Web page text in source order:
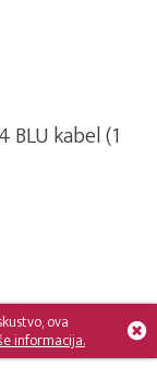
BLU kabel (1
ova
informacija.